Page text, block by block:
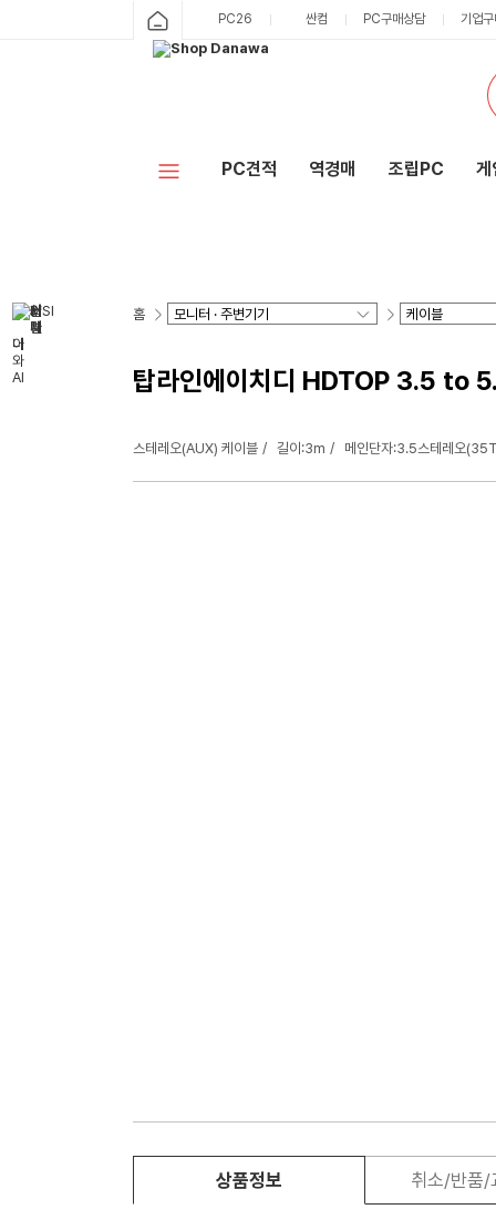
PC26 싼컴 PC구매상담 기업
PC견적 역경매 조립PC 게
홈
탑라인에이치디 HDTOP 3.5 to
스테레오(AUX) 케이블 길이:3m 메인단자:3.5스테레오
상품정보 취소/반품/